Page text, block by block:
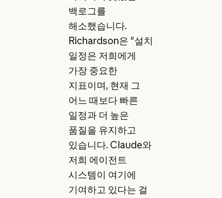
백로그를
해소했습니다.
Richardson은 "설치
일정은 저희에게
가장 중요한
지표이며, 현재 그
어느 때보다 빠른
일정과 더 높은
품질을 유지하고
있습니다. Claude와
저희 에이전트
시스템이 여기에
기여하고 있다는 걸